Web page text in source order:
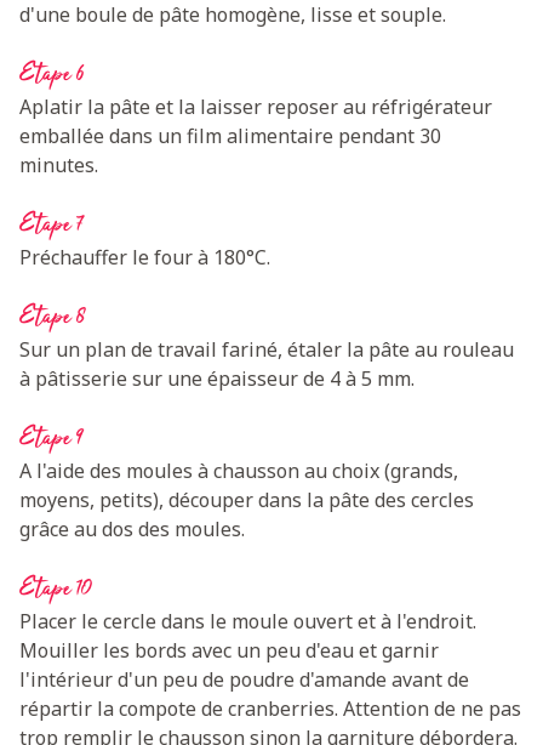
d'une boule de pâte homogène, lisse et souple.
Etape 6
Aplatir la pâte et la laisser reposer au réfrigérateur
emballée dans un film alimentaire pendant 30
minutes.
Etape 7
Préchauffer le four à 180°C.
Etape 8
Sur un plan de travail fariné, étaler la pâte au rouleau
à pâtisserie sur une épaisseur de 4 à 5 mm.
Etape 9
A l'aide des moules à chausson au choix (grands,
moyens, petits), découper dans la pâte des cercles
grâce au dos des moules.
Etape 10
Placer le cercle dans le moule ouvert et à l'endroit.
Mouiller les bords avec un peu d'eau et garnir
l'intérieur d'un peu de poudre d'amande avant de
répartir la compote de cranberries. Attention de ne pas
trop remplir le chausson sinon la garniture débordera.